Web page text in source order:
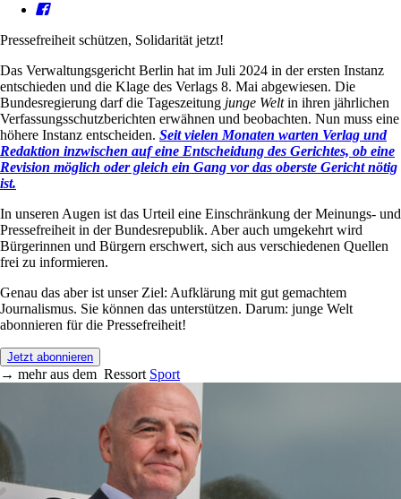
Pressefreiheit schützen, Solidarität jetzt!
Das Verwaltungsgericht Berlin hat im Juli 2024 in der ersten Instanz
entschieden und die Klage des Verlags 8. Mai abgewiesen. Die
Bundesregierung darf die Tageszeitung junge Weltin ihren jährlichen
Verfassungsschutzberichten erwähnen und beobachten. Nun muss eine
höhere Instanz entscheiden. Seit vielen Monaten warten Verlag und
Redaktion inzwischen auf eine Entscheidung des Gerichtes, ob eine
Revision möglich oder gleich ein Gang vor das oberste Gericht nötig
ist.
In unseren Augen ist das Urteil eine Einschränkung der Meinungs- und
Pressefreiheit in der Bundesrepublik. Aber auch umgekehrt wird
Bürgerinnen und Bürgern erschwert, sich aus verschiedenen Quellen
frei zu informieren.
Genau das aber ist unser Ziel: Aufklärung mit gut gemachtem
Journalismus. Sie können das unterstützen. Darum: junge Welt
abonnieren für die Pressefreiheit!
Jetzt abonnieren
→ mehr aus dem Ressort Sport